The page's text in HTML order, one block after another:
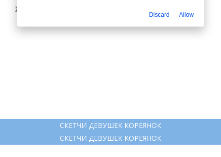
СКЕТЧИ ДЕВУШЕК КОРЕЯНОК
СКЕТЧИ ДЕВУШЕК КОРЕЯНОК
Discard Allow